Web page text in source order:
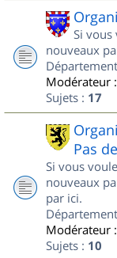
Si vous
nouveaux
Modérateur :
Sujets : 17
Pas
Si vous
nouveaux
par ici.
Modérateur :
Sujets : 10